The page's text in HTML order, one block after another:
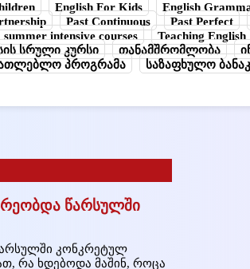
English For Kids English
Past Continuous Past Perfect
summer intensive courses Teaching English
სრული კურსი თანამშრომლობა
პროგრამა საზაფხულო
წარსულში
კონკრეტულ
რა ხდებოდა მაშინ, როცა